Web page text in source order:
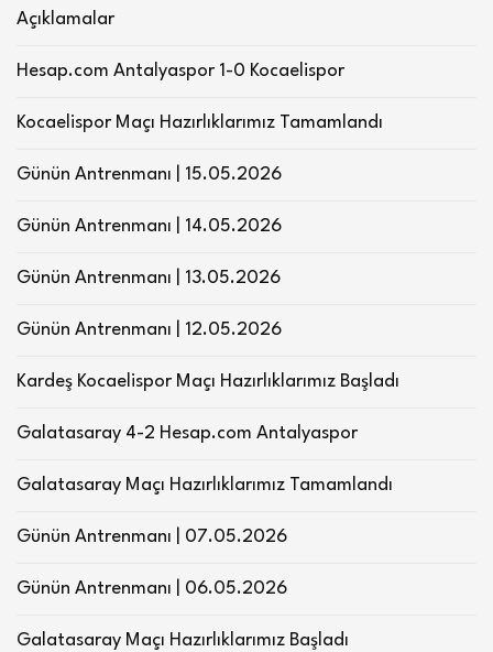
Açıklamalar
Hesap.com Antalyaspor 1-0 Kocaelispor
Kocaelispor Maçı Hazırlıklarımız Tamamlandı
Günün Antrenmanı | 15.05.2026
Günün Antrenmanı | 14.05.2026
Günün Antrenmanı | 13.05.2026
Günün Antrenmanı | 12.05.2026
Kardeş Kocaelispor Maçı Hazırlıklarımız Başladı
Galatasaray 4-2 Hesap.com Antalyaspor
Galatasaray Maçı Hazırlıklarımız Tamamlandı
Günün Antrenmanı | 07.05.2026
Günün Antrenmanı | 06.05.2026
Galatasaray Maçı Hazırlıklarımız Başladı